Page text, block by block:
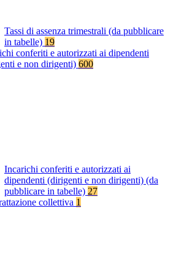
Tassi di assenza trimestrali (da pubblicare
in tabelle) 19
conferiti e autorizzati ai dipendenti
e non dirigenti) 600
Incarichi conferiti e autorizzati ai
dipendenti (dirigenti e non dirigenti) (da
pubblicare in tabelle) 27
collettiva 1